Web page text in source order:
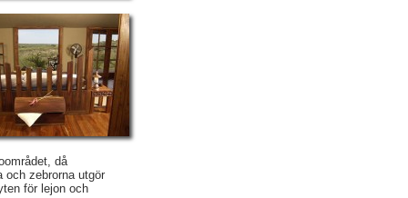
då
och zebrorna utgör
för lejon och